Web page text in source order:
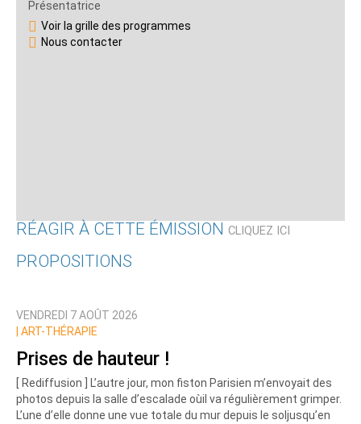
Présentatrice
Voir la grille des programmes
Nous contacter
RÉAGIR À CETTE ÉMISSION CLIQUEZ ICI
Nom
Courriel (non publié)
PROPOSITIONS
VENDREDI 7 AOÛT 2026
ART-THÉRAPIE
Prises de hauteur !
[ Rediffusion ] L’autre jour, mon fiston Parisien m’envoyait des
photos depuis la salle d’escalade oùil va régulièrement grimper.
L’une d’elle donne une vue totale du mur depuis le soljusqu’en